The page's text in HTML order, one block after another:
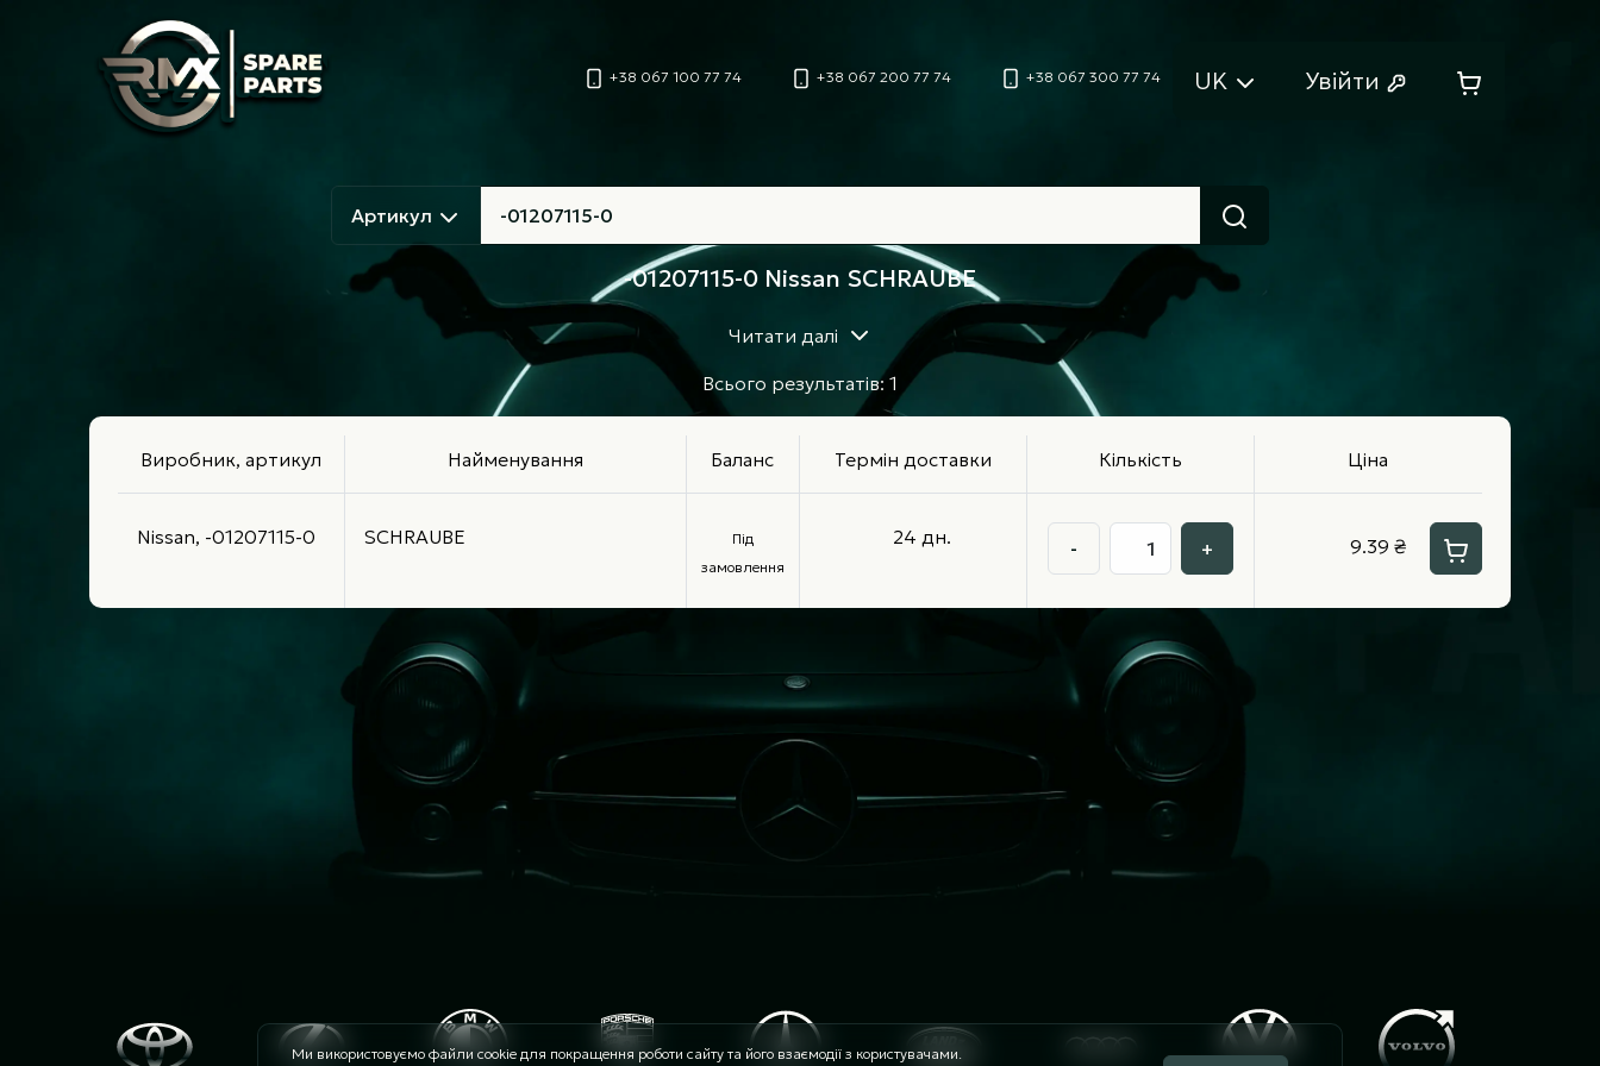
+38 067 100 77 74 +38 067 200 77 74 +38 067 300 77 74 UK Увійти
Артикул
-01207115-0 Nissan SCHRAUBE
Читати далі
Всього результатів: 1
Виробник, артикул Найменування Баланс Термін доставки Кількість Ціна
Nissan, -01207115-0 SCHRAUBE
Під
замовлення
24 дн. - + 9.39 ₴
Ми використовуємо файли cookie для покращення роботи сайту та його взаємодії з користувачами.